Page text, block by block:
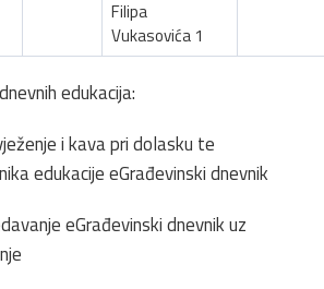
Filipa
Vukasovića 1
edukacija:
i kava pri dolasku te
edukacije eGrađevinski dnevnik
eGrađevinski dnevnik uz